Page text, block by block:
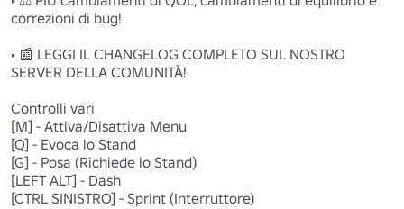
correzioni di bug!
• 📰 LEGGI IL CHANGELOG COMPLETO SUL NOSTRO
SERVER DELLA COMUNITÀ!
Controlli vari
[M] - Attiva/Disattiva Menu
[Q] - Evoca lo Stand
[G] - Posa (Richiede lo Stand)
[LEFT ALT] - Dash
[CTRL SINISTRO] - Sprint (Interruttore)